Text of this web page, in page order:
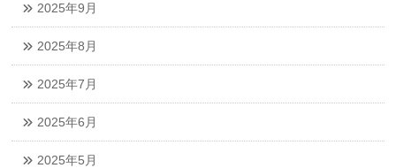
2025年9月
2025年8月
2025年7月
2025年6月
2025年5月